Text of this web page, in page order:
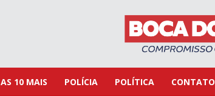
AS 10 MAIS POLÍCIA POLÍTICA CONTATO